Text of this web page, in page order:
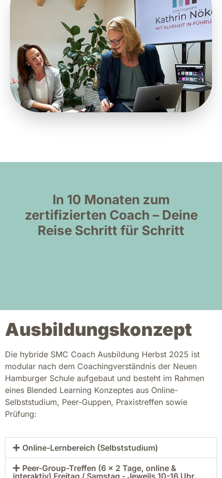
In 10 Monaten zum
zertifizierten Coach – Deine
Reise Schritt für Schritt
Ausbildungskonzept
Die hybride SMC Coach Ausbildung Herbst 2025 ist
modular nach dem Coachingverständnis der Neuen
Hamburger Schule aufgebaut und besteht im Rahmen
eines Blended Learning Konzeptes aus Online-
Selbststudium, Peer-Guppen, Praxistreffen sowie
Prüfung:
Online-Lernbereich (Selbststudium)
Peer-Group-Treffen (6 × 2 Tage, online &
interaktiv) Freitag / Samstag - Jeweils 10-16 Uhr